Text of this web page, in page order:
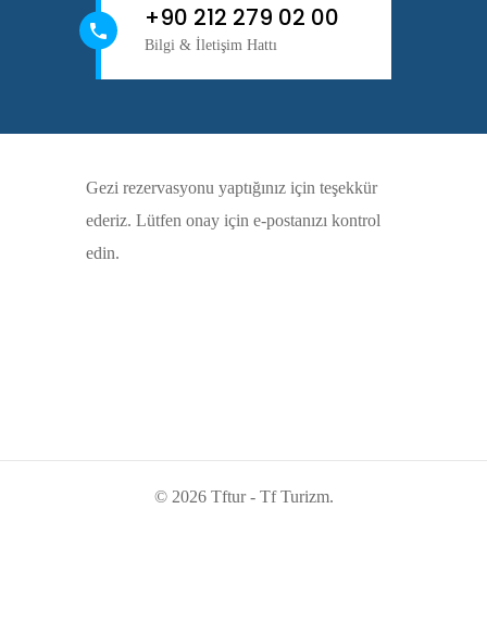
+90 212 279 02 00
Bilgi & İletişim Hattı
Gezi rezervasyonu yaptığınız için teşekkür
ederiz. Lütfen onay için e-postanızı kontrol
edin.
© 2026 Tftur - Tf Turizm.